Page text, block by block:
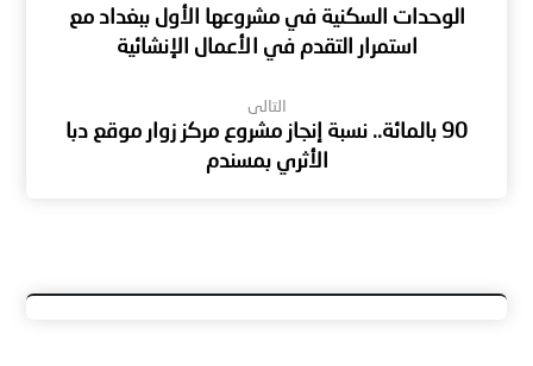
الوحدات السكنية في مشروعها الأول ببغداد مع
استمرار التقدم في الأعمال الإنشائية
التالى
90 بالمائة.. نسبة إنجاز مشروع مركز زوار موقع دبا
الأثري بمسندم